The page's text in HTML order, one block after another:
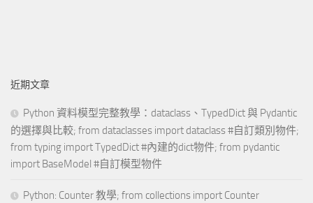
近期文章
Python 資料模型完整教學：dataclass、TypedDict 與 Pydantic
的選擇與比較; from dataclasses import dataclass #自訂類別物件;
from typing import TypedDict #內建的dict物件; from pydantic
import BaseModel #自訂模型物件
Python: Counter 教學; from collections import Counter